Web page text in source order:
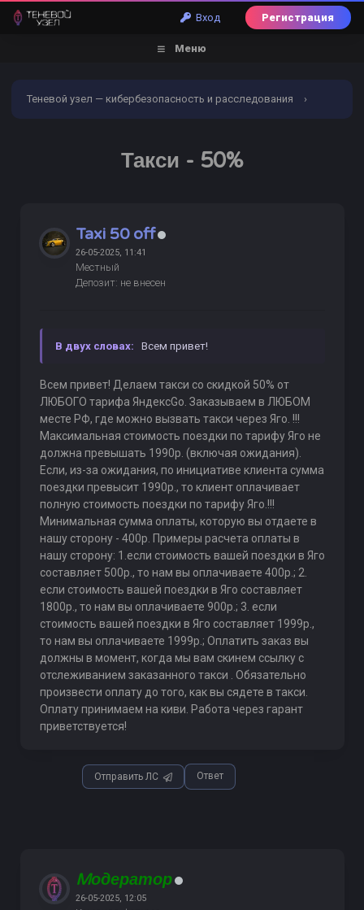
Вход Регистрация
Меню
Теневой узел — кибербезопасность и расследования ›
Такси - 50%
Taxi 50 off
26-05-2025, 11:41
Местный
Депозит: не внесен
В двух словах: Всем привет!
Всем привет! Делаем такси со скидкой 50% от
ЛЮБОГО тарифа ЯндексGо. Заказываем в ЛЮБОМ
месте РФ, где можно вызвать такси через Яго. !!!
Максимальная стоимость поездки по тарифу Яго не
должна превышать 1990р. (включая ожидания).
Если, из-за ожидания, по инициативе клиента сумма
поездки превысит 1990р., то клиент оплачивает
полную стоимость поездки по тарифу Яго.!!!
Минимальная сумма оплаты, которую вы отдаете в
нашу сторону - 400р. Примеры расчета оплаты в
нашу сторону: 1.если стоимость вашей поездки в Яго
составляет 500р., то нам вы оплачиваете 400р.; 2.
если стоимость вашей поездки в Яго составляет
1800р., то нам вы оплачиваете 900р.; 3. если
стоимость вашей поездки в Яго составляет 1999р.,
то нам вы оплачиваете 1999р.; Оплатить заказ вы
должны в момент, когда мы вам скинем ссылку с
отслеживанием заказанного такси . Обязательно
произвести оплату до того, как вы сядете в такси.
Оплату принимаем на киви. Работа через гарант
приветствуется!
Отправить ЛС Ответ
Mодератор
26-05-2025, 12:05